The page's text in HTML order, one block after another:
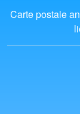
Carte postale